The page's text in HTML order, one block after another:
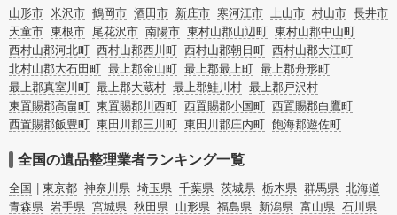
で、チェックしてみてください。
山形市 米沢市 鶴岡市 酒田市 新庄市 寒河江市 上山市 村山市 長井市
天童市 東根市 尾花沢市 南陽市 東村山郡山辺町 東村山郡中山町
西村山郡河北町 西村山郡西川町 西村山郡朝日町 西村山郡大江町
北村山郡大石田町 最上郡金山町 最上郡最上町 最上郡舟形町
最上郡真室川町 最上郡大蔵村 最上郡鮭川村 最上郡戸沢村
東置賜郡高畠町 東置賜郡川西町 西置賜郡小国町 西置賜郡白鷹町
西置賜郡飯豊町 東田川郡三川町 東田川郡庄内町 飽海郡遊佐町
全国の遺品整理業者ランキング一覧
全国 東京都 神奈川県 埼玉県 千葉県 茨城県 栃木県 群馬県 北海道
青森県 岩手県 宮城県 秋田県 山形県 福島県 新潟県 富山県 石川県